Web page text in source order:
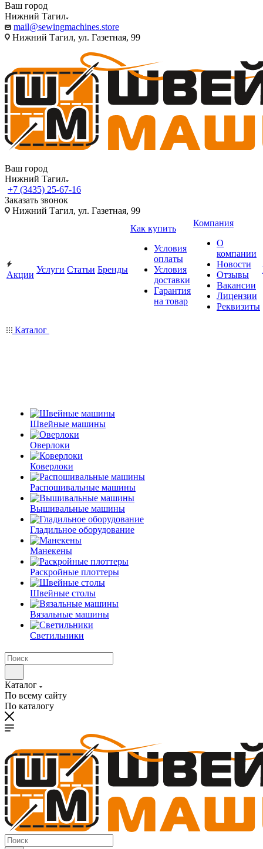
Ваш город
Нижний Тагил
mail@sewingmachines.store
Нижний Тагил, ул. Газетная, 99
Ваш город
Нижний Тагил
+7 (3435) 25-67-16
Заказать звонок
Нижний Тагил, ул. Газетная, 99
Акции
Услуги Статьи Бренды
Как купить
Условия
оплаты
Условия
доставки
Гарантия
на товар
Компания
О
компании
Новости
Отзывы
Вакансии
Лицензии
Реквизиты
Каталог
Швейные машины
Оверлоки
Коверлоки
Распошивальные машины
Вышивальные машины
Гладильное оборудование
Манекены
Раскройные плоттеры
Швейные столы
Вязальные машины
Светильники
Каталог
По всему сайту
По каталогу